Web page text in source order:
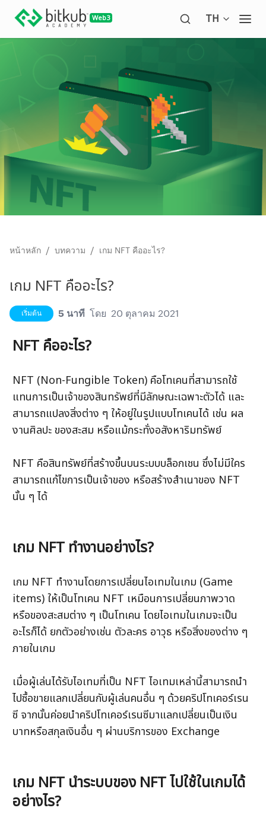
Open
TH
หน้าหลัก / บทความ / เกม NFT คืออะไร?
เกม NFT คืออะไร?
เริ่มต้น 5 นาที โดย 20 ตุลาคม 2021
NFT คืออะไร?
NFT (Non-Fungible Token) คือโทเคนที่สามารถใช้
แทนการเป็นเจ้าของสินทรัพย์ที่มีลักษณะเฉพาะตัวได้ และ
สามารถแปลงสิ่งต่าง ๆ ให้อยู่ในรูปแบบโทเคนได้ เช่น ผล
งานศิลปะ ของสะสม หรือแม้กระทั่งอสังหาริมทรัพย์
NFT คือสินทรัพย์ที่สร้างขึ้นบนระบบบล็อกเชน ซึ่งไม่มีใคร
สามารถแก้ไขการเป็นเจ้าของ หรือสร้างสำเนาของ NFT
นั้น ๆ ได้
เกม NFT ทำงานอย่างไร?
เกม NFT ทำงานโดยการเปลี่ยนไอเทมในเกม (Game
items) ให้เป็นโทเคน NFT เหมือนการเปลี่ยนภาพวาด
หรือของสะสมต่าง ๆ เป็นโทเคน โดยไอเทมในเกมจะเป็น
อะไรก็ได้ ยกตัวอย่างเช่น ตัวละคร อาวุธ หรือสิ่งของต่าง ๆ
ภายในเกม
เมื่อผู้เล่นได้รับไอเทมที่เป็น NFT ไอเทมเหล่านี้สามารถนำ
ไปซื้อขายแลกเปลี่ยนกับผู้เล่นคนอื่น ๆ ด้วยคริปโทเคอร์เรน
ซี จากนั้นค่อยนำคริปโทเคอร์เรนซีมาแลกเปลี่ยนเป็นเงิน
บาทหรือสกุลเงินอื่น ๆ ผ่านบริการของ Exchange
เกม NFT นำระบบของ NFT ไปใช้ในเกมได้
อย่างไร?